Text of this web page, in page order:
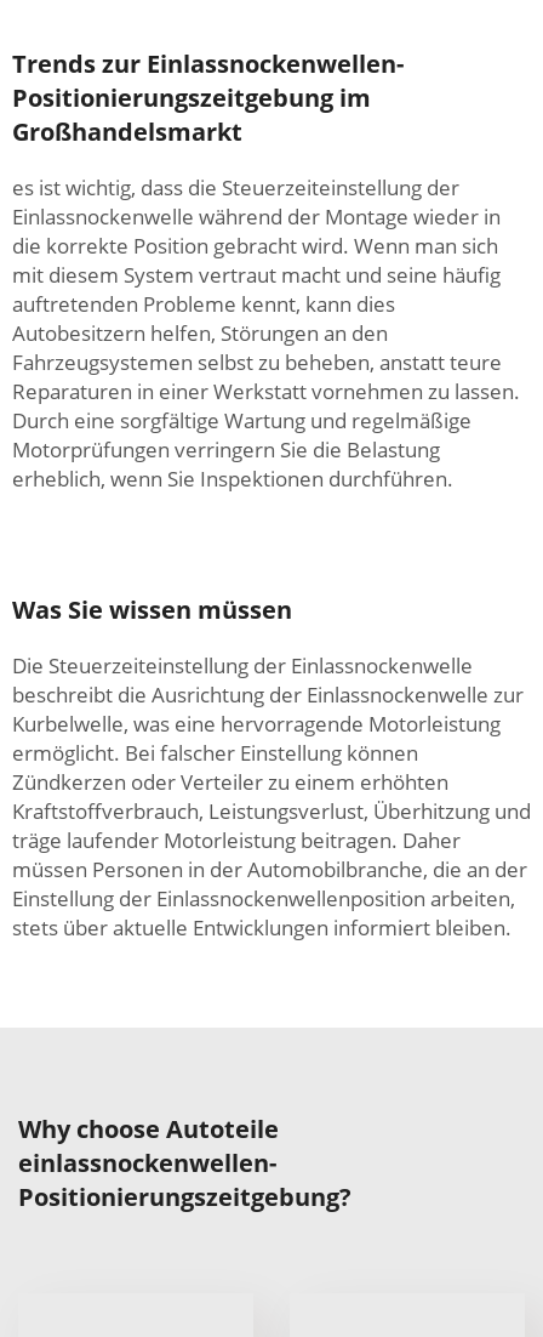
Trends zur Einlassnockenwellen-
Positionierungszeitgebung im
Großhandelsmarkt
es ist wichtig, dass die Steuerzeiteinstellung der
Einlassnockenwelle während der Montage wieder in
die korrekte Position gebracht wird. Wenn man sich
mit diesem System vertraut macht und seine häufig
auftretenden Probleme kennt, kann dies
Autobesitzern helfen, Störungen an den
Fahrzeugsystemen selbst zu beheben, anstatt teure
Reparaturen in einer Werkstatt vornehmen zu lassen.
Durch eine sorgfältige Wartung und regelmäßige
Motorprüfungen verringern Sie die Belastung
erheblich, wenn Sie Inspektionen durchführen.
Was Sie wissen müssen
Die Steuerzeiteinstellung der Einlassnockenwelle
beschreibt die Ausrichtung der Einlassnockenwelle zur
Kurbelwelle, was eine hervorragende Motorleistung
ermöglicht. Bei falscher Einstellung können
Zündkerzen oder Verteiler zu einem erhöhten
Kraftstoffverbrauch, Leistungsverlust, Überhitzung und
träge laufender Motorleistung beitragen. Daher
müssen Personen in der Automobilbranche, die an der
Einstellung der Einlassnockenwellenposition arbeiten,
stets über aktuelle Entwicklungen informiert bleiben.
Why choose Autoteile
einlassnockenwellen-
Positionierungszeitgebung?